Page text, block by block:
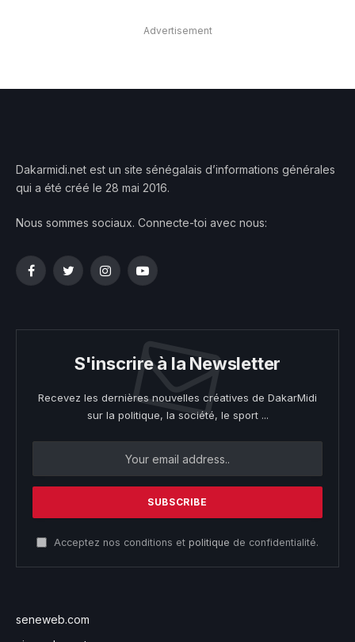
Advertisement
Dakarmidi.net est un site sénégalais d’informations générales
qui a été créé le 28 mai 2016.
Nous sommes sociaux. Connecte-toi avec nous:
FacebookTwitterInstagramYouTube
S'inscrire à la Newsletter
Recevez les dernières nouvelles créatives de DakarMidi
sur la politique, la société, le sport ...
Acceptez nos conditions et politique de confidentialité.
seneweb.com